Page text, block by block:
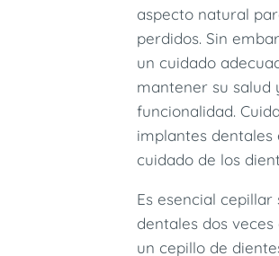
aspecto natural
perdidos. Sin
un cuidado
mantener su salud
funcionalidad.
implantes dentales
cuidado de los
Es esencial
dentales dos
un cepillo de